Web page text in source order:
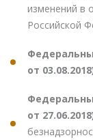
изменений в
Российской
от
от